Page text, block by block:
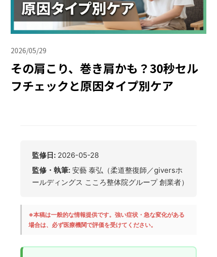
2026/05/29
その肩こり、巻き肩かも？30秒セル
フチェックと原因タイプ別ケア
監修日: 2026-05-28
監修・執筆: 安藝 泰弘（柔道整復師／giversホ
ールディングス こころ整体院グループ 創業者）
※本稿は一般的な情報提供です。強い症状・急な変化がある
場合は、必ず医療機関で評価を受けてください。